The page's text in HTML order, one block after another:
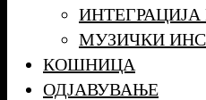
ИНТЕГРАЦИЈА
МУЗИЧКИ
КОШНИЦА
ОДЈАВУВАЊЕ